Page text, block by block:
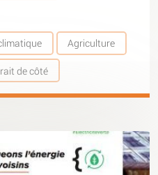
Agriculture
de côté